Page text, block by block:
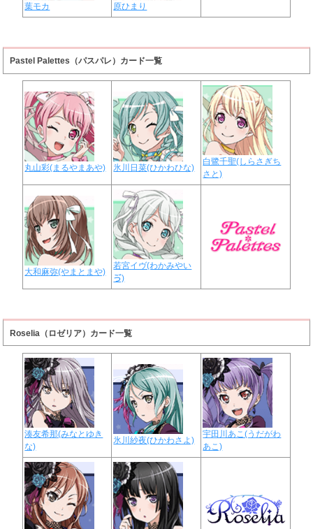
葉モカ
原ひまり
Pastel Palettes（パスパレ）カード一覧
丸山彩(まるやまあや) 氷川日菜(ひかわひな)
白鷺千聖(しらさぎち
さと)
大和麻弥(やまとまや)
若宮イヴ(わかみやい
ゔ)
Roselia（ロゼリア）カード一覧
湊友希那(みなとゆき
な)
氷川紗夜(ひかわさよ)
宇田川あこ(うだがわ
あこ)